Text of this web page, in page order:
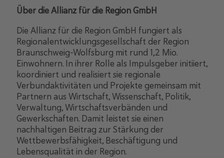
Über die Allianz für die Region GmbH
Die Allianz für die Region GmbH fungiert als
Regionalentwicklungsgesellschaft der Region
Braunschweig-Wolfsburg mit rund 1,2 Mio.
Einwohnern. In ihrer Rolle als Impulsgeber initiiert,
koordiniert und realisiert sie regionale
Verbundaktivitäten und Projekte gemeinsam mit
Partnern aus Wirtschaft, Wissenschaft, Politik,
Verwaltung, Wirtschaftsverbänden und
Gewerkschaften. Damit leistet sie einen
nachhaltigen Beitrag zur Stärkung der
Wettbewerbsfähigkeit, Beschäftigung und
Lebensqualität in der Region.